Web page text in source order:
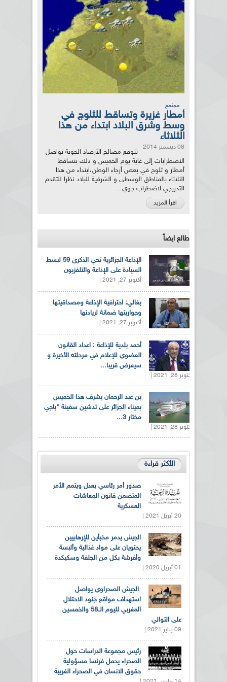
مجتمع
أمطار غزيرة وتساقط للثلوج في
وسط وشرق البلاد ابتداء من هذا
الثلاثاء
08 ديسمبر 2014
تتوقع مصالح الأرصاد الجوية تواصل
الاضطرابات إلى غاية يوم الخميس و ذلك بتساقط
أمطار و ثلوج في بعض أرجاء الوطن،ابتداء من هذا
الثلاثاء بالمناطق الوسطى و الشرقية للبلاد نظرا للتقدم
التدريجي لاضطراب جوي...
اقرأ المزيد
طالع ايضاً
الإذاعة الجزائرية تحي الذكرى 59 لبسط
السيادة على الإذاعة والتلفزيون
أكتوبر 27, 2021 |
بغالي: احترافية الإذاعة ومصداقيتها
وجواريتها ضمانة لريادتها
أكتوبر 27, 2021 |
أحمد بلدية للإذاعة : اعداد القانون
العضوي للإعلام في مرحلته الأخيرة و
سيعرض قريبا...
أكتوبر 28, 2021 |
بن عبد الرحمان يشرف هذا الخميس
بميناء الجزائر على تدشين سفينة "باجي
مختار 3...
أكتوبر 28, 2021 |
الأكثر قراءة
صدور أمر رئاسي يعدل ويتمم الأمر
المتضمن قانون المعاشات
العسكرية
20 أبريل 2021 |
الجيش يدمر مخبأين للإرهابيين
يحتويان على مواد غذائية وألبسة
وأفرشة بكل من الجلفة وسكيكدة
01 أبريل 2020 |
الجيش الصحراوي يواصل
استهداف مواقع جنود الاحتلال
المغربي لليوم الــ58 والخمسين
على التوالي
09 يناير 2021 |
رئيس مجموعة الدراسات حول
الصحراء يحمل فرنسا مسؤولية
حقوق الانسان في الصحراء الغربية